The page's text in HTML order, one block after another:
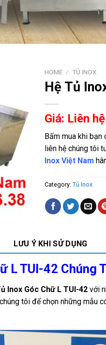
HOME / TỦ INOX
Hệ Tủ
Giá: Liên hệ
Bấm mua khi
liên hệ chúng tôi
Inox Việt Nam
Category: Tủ Inox
LƯU Ý KHI SỬ DỤNG
L TUI-42 Chúng
Inox Góc Chữ L TUI-42 với
tôi để chọn những mẫu